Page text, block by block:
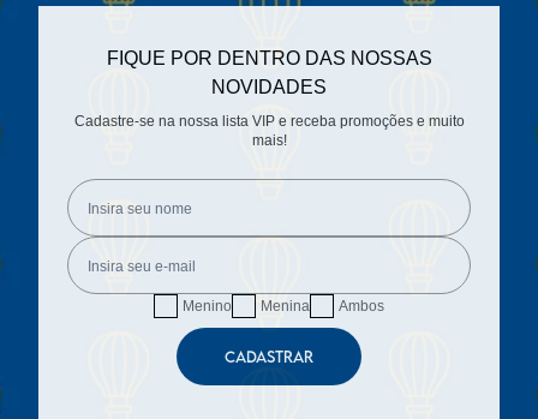
FIQUE POR DENTRO DAS NOSSAS
NOVIDADES
Cadastre-se na nossa lista VIP e receba promoções e muito
mais!
Menino Menina Ambos
CADASTRAR